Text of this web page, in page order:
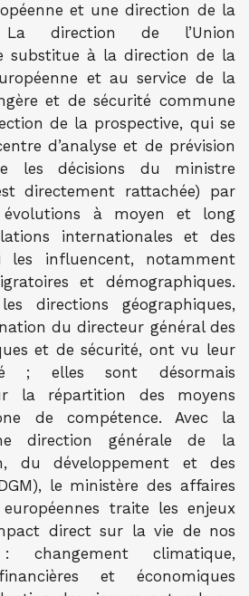
et une direction de la
La direction de l’Union
substitue à la direction de la
et au service de la
et de sécurité commune
de la prospective, qui se
d’analyse et de prévision
les décisions du ministre
directement rattachée) par
évolutions à moyen et long
internationales et des
les influencent, notamment
et démographiques.
directions géographiques,
du directeur général des
et de sécurité, ont vu leur
; elles sont désormais
la répartition des moyens
de compétence. Avec la
direction générale de la
du développement et des
le ministère des affaires
traite les enjeux
direct sur la vie de nos
: changement climatique,
et économiques